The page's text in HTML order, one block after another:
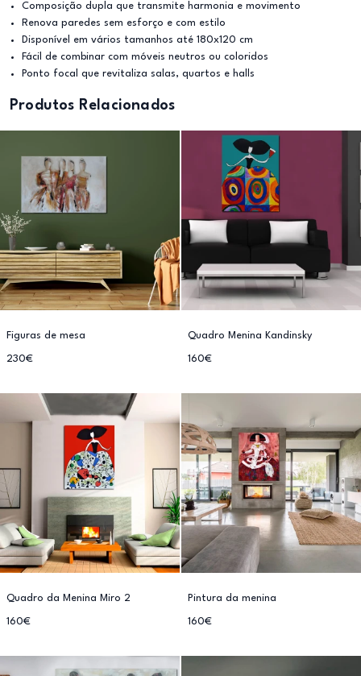
Composição dupla que transmite harmonia e movimento
Renova paredes sem esforço e com estilo
Disponível em vários tamanhos até 180x120 cm
Fácil de combinar com móveis neutros ou coloridos
Ponto focal que revitaliza salas, quartos e halls
Produtos Relacionados
Figuras de mesa
230€
Quadro Menina Kandinsky
160€
Quadro da Menina Miro 2
160€
Pintura da menina
160€